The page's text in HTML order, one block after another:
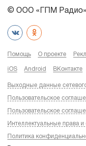
© ООО «ГПМ Радио»
Помощь О проекте
iOS Android ВКонтакте
Выходные данные
Пользовательское
Пользовательское
Интеллектуальные права и
Политика